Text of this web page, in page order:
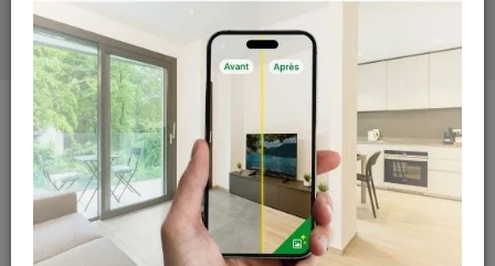
PHOTOS
CARACTÉRISTIQUES